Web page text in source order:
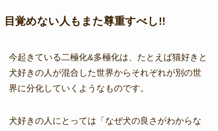
目覚めない人もまた尊重すべし!!
今起きている二極化&多極化は、たとえば猫好きと
犬好きの人が混合した世界からそれぞれが別の世
界に分化していくようなものです。
犬好きの人にとっては「なぜ犬の良さがわからな